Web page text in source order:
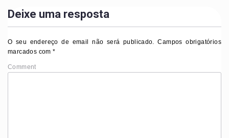
Deixe uma resposta
O seu endereço de email não será publicado. Campos obrigatórios
marcados com*
Comment